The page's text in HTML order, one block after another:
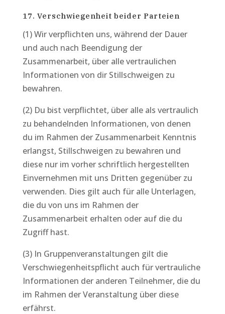
17. Verschwiegenheit beider Parteien
(1) Wir verpflichten uns, während der Dauer
und auch nach Beendigung der
Zusammenarbeit, über alle vertraulichen
Informationen von dir Stillschweigen zu
bewahren.
(2) Du bist verpflichtet, über alle als vertraulich
zu behandelnden Informationen, von denen
du im Rahmen der Zusammenarbeit Kenntnis
erlangst, Stillschweigen zu bewahren und
diese nur im vorher schriftlich hergestellten
Einvernehmen mit uns Dritten gegenüber zu
verwenden. Dies gilt auch für alle Unterlagen,
die du von uns im Rahmen der
Zusammenarbeit erhalten oder auf die du
Zugriff hast.
(3) In Gruppenveranstaltungen gilt die
Verschwiegenheitspflicht auch für vertrauliche
Informationen der anderen Teilnehmer, die du
im Rahmen der Veranstaltung über diese
erfährst.